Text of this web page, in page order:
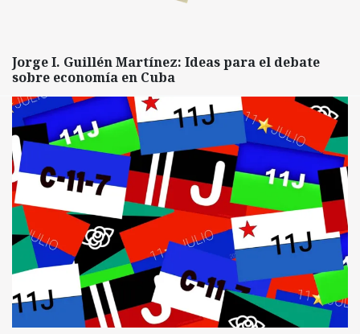
Jorge I. Guillén Martínez: Ideas para el debate
sobre economía en Cuba